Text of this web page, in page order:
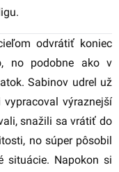
odvrátiť koniec
no podobne ako v
Sabinov udrel už
výraznejší
snažili sa vrátiť do
no súper pôsobil
situácie. Napokon si